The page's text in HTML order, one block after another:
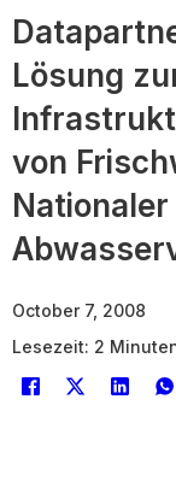
Lösung
von
October 7, 2008
Lesezeit: 2